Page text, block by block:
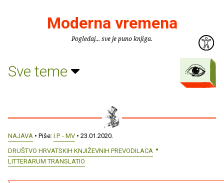
Moderna vremena
Pogledaj... sve je puno knjiga.
Sve teme
NAJAVA • Piše: I.P. - MV • 23.01.2020.
DRUŠTVO HRVATSKIH KNJIŽEVNIH PREVODILACA
LITTERARUM TRANSLATIO